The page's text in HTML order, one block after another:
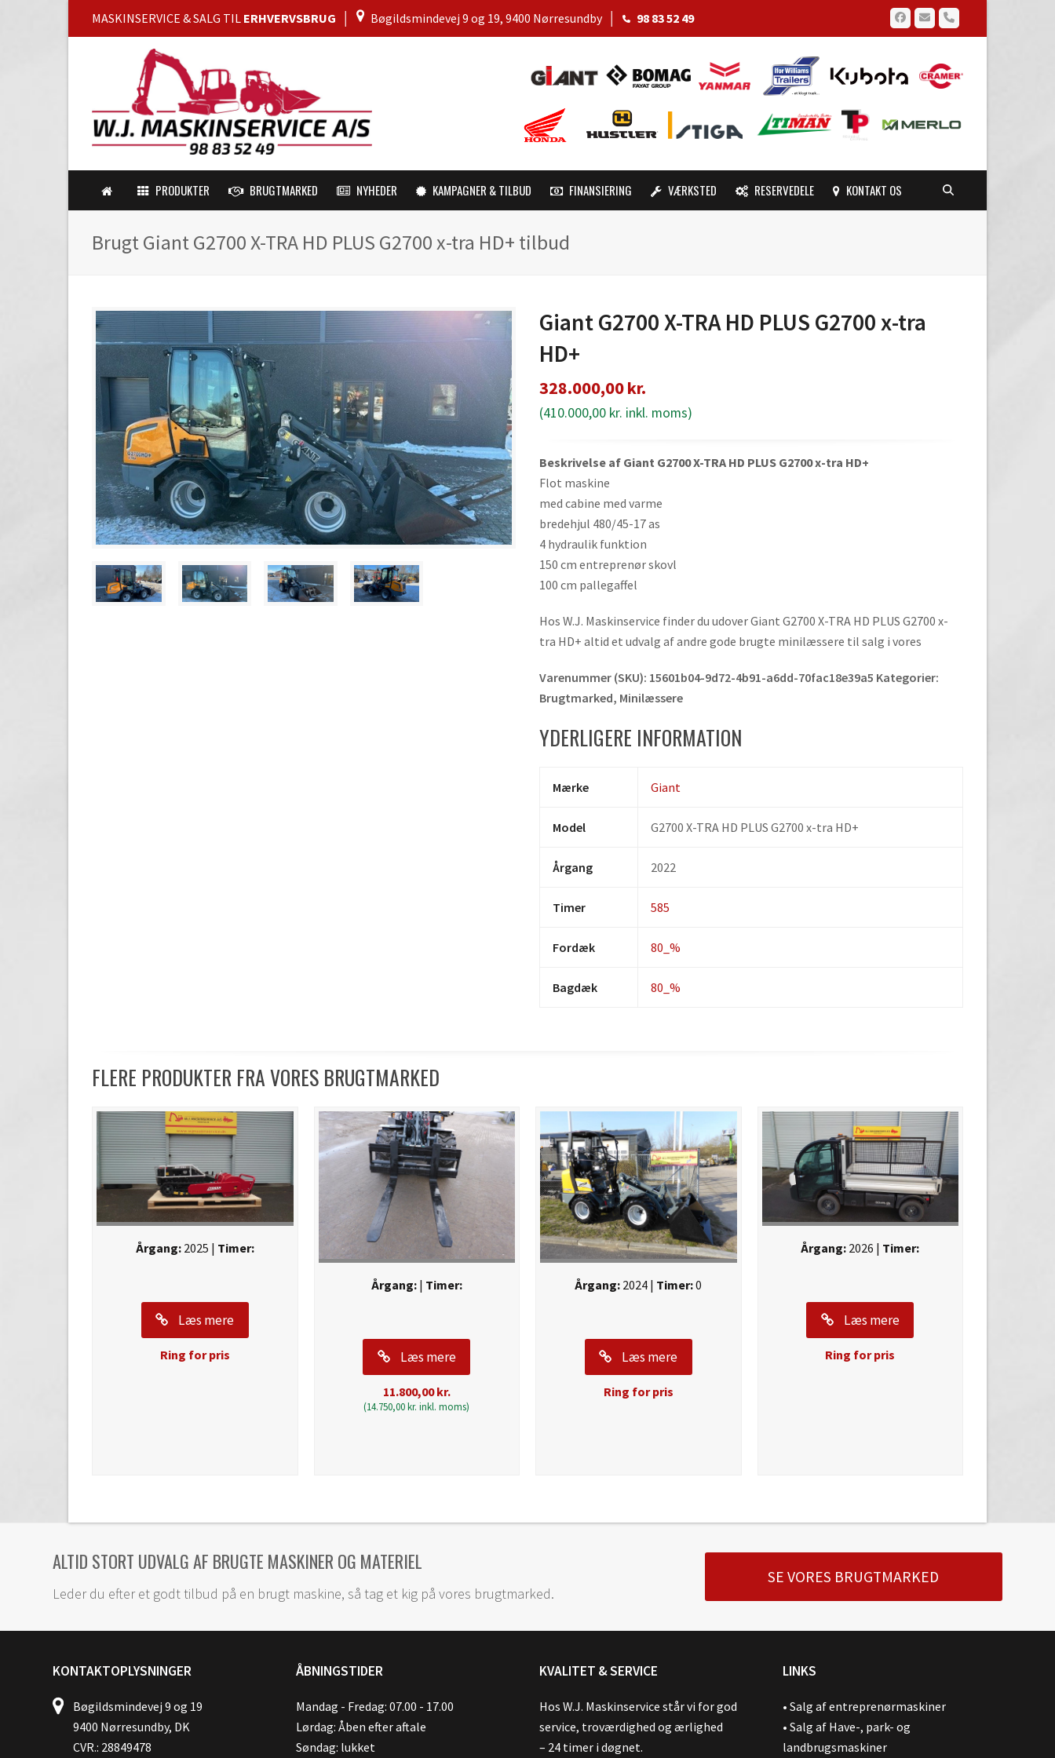
MASKINSERVICE & SALG TIL ERHVERVSBRUG Bøgildsmindevej 9 og 19, 9400 Nørresundby 98 83 52 49 Facebook
EmailPhone
PRODUKTER BRUGTMARKED NYHEDER KAMPAGNER & TILBUD FINANSIERING VÆRKSTED RESERVEDELE KONTAKT OS
Brugt Giant G2700 X-TRA HD PLUS G2700 x-tra HD+ tilbud
Giant G2700 X-TRA HD PLUS G2700 x-tra
HD+
328.000,00kr.
(410.000,00 kr. inkl. moms)
Beskrivelse af Giant G2700 X-TRA HD PLUS G2700 x-tra HD+
Flot maskine
med cabine med varme
bredehjul 480/45-17 as
4 hydraulik funktion
150 cm entreprenør skovl
100 cm pallegaffel
Hos W.J. Maskinservice finder du udover Giant G2700 X-TRA HD PLUS G2700 x-
tra HD+ altid et udvalg af andre gode brugte minilæssere til salg i vores
Varenummer (SKU): 15601b04-9d72-4b91-a6dd-70fac18e39a5 Kategorier:
Brugtmarked, Minilæssere
YDERLIGERE INFORMATION
Mærke Giant
Model G2700 X-TRA HD PLUS G2700 x-tra HD+
Årgang 2022
Timer 585
Fordæk 80_%
Bagdæk 80_%
FLERE PRODUKTER FRA VORES BRUGTMARKED
Årgang:2025 | Timer:
Læs mere
Ring for pris
Årgang:| Timer:
Læs mere
11.800,00kr.
(14.750,00kr. inkl. moms)
Årgang: 2024 | Timer:0
Læs mere
Ring for pris
Årgang: 2026 | Timer:
Læs mere
Ring for pris
ALTID STORT UDVALG AF BRUGTE MASKINER OG MATERIEL
Leder du efter et godt tilbud på en brugt maskine, så tag et kig på vores brugtmarked.
SE VORES BRUGTMARKED
KONTAKTOPLYSNINGER
Bøgildsmindevej 9 og 19
9400 Nørresundby, DK
CVR.: 28849478
ÅBNINGSTIDER
Mandag - Fredag: 07.00 - 17.00
Lørdag: Åben efter aftale
Søndag: lukket
KVALITET & SERVICE
Hos W.J. Maskinservice står vi for god
service, troværdighed og ærlighed
– 24 timer i døgnet.
LINKS
• Salg af entreprenørmaskiner
• Salg af Have-, park- og
landbrugsmaskiner